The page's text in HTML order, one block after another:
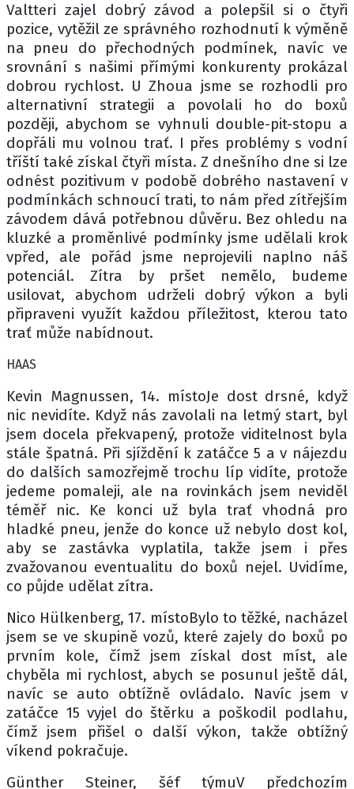
Valtteri zajel dobrý závod a polepšil si o čtyři
pozice, vytěžil ze správného rozhodnutí k výměně
na pneu do přechodných podmínek, navíc ve
srovnání s našimi přímými konkurenty prokázal
dobrou rychlost. U Zhoua jsme se rozhodli pro
alternativní strategii a povolali ho do boxů
později, abychom se vyhnuli double-pit-stopu a
dopřáli mu volnou trať. I přes problémy s vodní
tříští také získal čtyři místa. Z dnešního dne si lze
odnést pozitivum v podobě dobrého nastavení v
podmínkách schnoucí trati, to nám před zítřejším
závodem dává potřebnou důvěru. Bez ohledu na
kluzké a proměnlivé podmínky jsme udělali krok
vpřed, ale pořád jsme neprojevili naplno náš
potenciál. Zítra by pršet nemělo, budeme
usilovat, abychom udrželi dobrý výkon a byli
připraveni využít každou příležitost, kterou tato
trať může nabídnout.
HAAS
Kevin Magnussen, 14. místoJe dost drsné, když
nic nevidíte. Když nás zavolali na letmý start, byl
jsem docela překvapený, protože viditelnost byla
stále špatná. Při sjíždění k zatáčce 5 a v nájezdu
do dalších samozřejmě trochu líp vidíte, protože
jedeme pomaleji, ale na rovinkách jsem neviděl
téměř nic. Ke konci už byla trať vhodná pro
hladké pneu, jenže do konce už nebylo dost kol,
aby se zastávka vyplatila, takže jsem i přes
zvažovanou eventualitu do boxů nejel. Uvidíme,
co půjde udělat zítra.
Nico Hülkenberg, 17. místoBylo to těžké, nacházel
jsem se ve skupině vozů, které zajely do boxů po
prvním kole, čímž jsem získal dost míst, ale
chyběla mi rychlost, abych se posunul ještě dál,
navíc se auto obtížně ovládalo. Navíc jsem v
zatáčce 15 vyjel do štěrku a poškodil podlahu,
čímž jsem přišel o další výkon, takže obtížný
víkend pokračuje.
Günther Steiner, šéf týmuV předchozím